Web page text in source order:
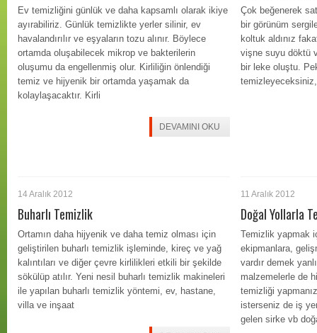
Ev temizliğini günlük ve daha kapsamlı olarak ikiye
ayırabiliriz. Günlük temizlikte yerler silinir, ev
havalandırılır ve eşyaların tozu alınır. Böylece
ortamda oluşabilecek mikrop ve bakterilerin
oluşumu da engellenmiş olur. Kirliliğin önlendiği
temiz ve hijyenik bir ortamda yaşamak da
kolaylaşacaktır. Kirli
DEVAMINI OKU
Çok beğenerek
bir görünüm
koltuk aldınız
vişne suyu döktü
bir leke oluştu.
14 Aralık 2012
Buharlı Temizlik
Ortamın daha hijyenik ve daha temiz olması için
geliştirilen buharlı temizlik işleminde, kireç ve yağ
kalıntıları ve diğer çevre kirlilikleri etkili bir şekilde
sökülüp atılır. Yeni nesil buharlı temizlik makineleri
ile yapılan buharlı temizlik yöntemi, ev, hastane,
villa ve inşaat
11 Aralık 2012
Doğal Yollarla
Temizlik yapmak
ekipmanlara,
vardır demek
malzemelerle de
temizliği
isterseniz de iş
gelen sirke vb